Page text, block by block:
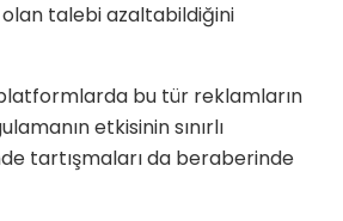
talebi azaltabildiğini
bu tür reklamların
etkisinin sınırlı
tartışmaları da beraberinde